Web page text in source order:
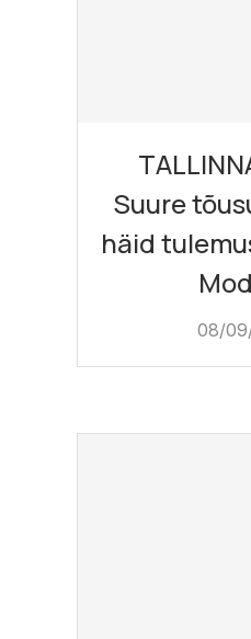
Suure
häid
08/